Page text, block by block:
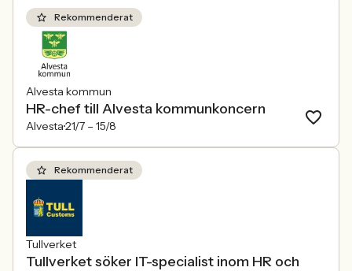
Rekommenderat
Alvesta kommun
HR-chef till Alvesta kommunkoncern
Alvesta21/7 – 15/8
Rekommenderat
Tullverket
Tullverket söker IT-specialist inom HR och